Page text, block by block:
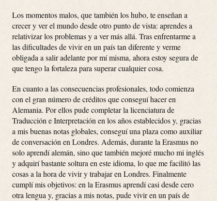
Los momentos malos, que también los hubo, te enseñan a
crecer y ver el mundo desde otro punto de vista: aprendes a
relativizar los problemas y a ver más allá. Tras enfrentarme a
las dificultades de vivir en un país tan diferente y verme
obligada a salir adelante por mí misma, ahora estoy segura de
que tengo la fortaleza para superar cualquier cosa.
En cuanto a las consecuencias profesionales, todo comienza
con el gran número de créditos que conseguí hacer en
Alemania. Por ellos pude completar la licenciatura de
Traducción e Interpretación en los años establecidos y, gracias
a mis buenas notas globales, conseguí una plaza como auxiliar
de conversación en Londres. Además, durante la Erasmus no
solo aprendí alemán, sino que también mejoré mucho mi inglés
y adquirí bastante soltura en este idioma, lo que me facilitó las
cosas a la hora de vivir y trabajar en Londres. Finalmente
cumplí mis objetivos: en la Erasmus aprendí casi desde cero
otra lengua y, gracias a mis notas, pude vivir en un país de